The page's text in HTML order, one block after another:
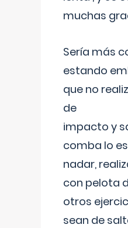
muchas
Sería más
estando
que no
de
impacto y
comba lo
nadar,
con pelota
otros
sean de